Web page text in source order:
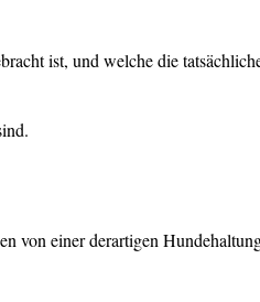
ist, und welche die
von einer derartigen